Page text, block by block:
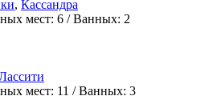
, Кассандра
мест: 6 /Ванных: 2
мест: 11 /Ванных: 3